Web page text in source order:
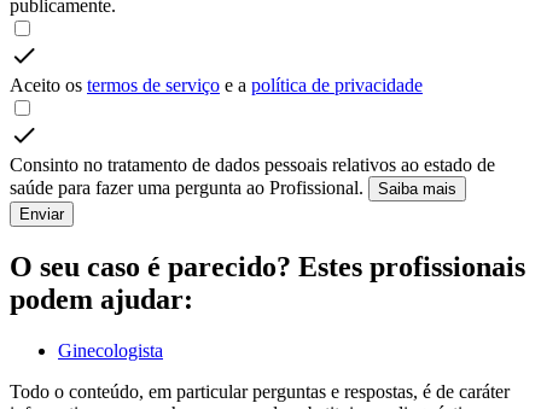
publicamente.
Aceito os termos de serviço e a política de privacidade
Consinto no tratamento de dados pessoais relativos ao estado de
saúde para fazer uma pergunta ao Profissional.
Saiba mais
Enviar
O seu caso é parecido? Estes profissionais
podem ajudar:
Ginecologista
Todo o conteúdo, em particular perguntas e respostas, é de caráter